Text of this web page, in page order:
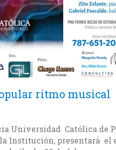
ritmo musical
Universidad Católica de
Institución, presentará el